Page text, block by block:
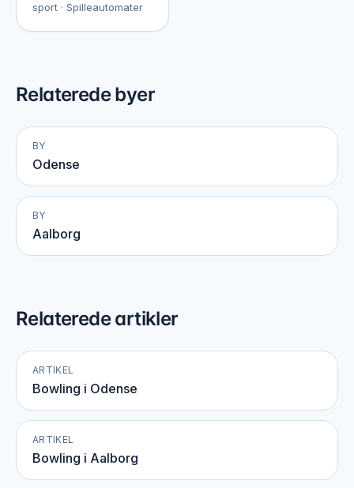
sport · Spilleautomater
Relaterede byer
BY
Odense
BY
Aalborg
Relaterede artikler
ARTIKEL
Bowling i Odense
ARTIKEL
Bowling i Aalborg